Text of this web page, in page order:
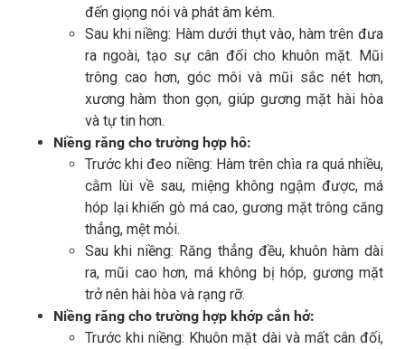
đến giọng nói và phát âm kém.
Sau khi niềng: Hàm dưới thụt vào, hàm trên đưa
ra ngoài, tạo sự cân đối cho khuôn mặt. Mũi
trông cao hơn, góc môi và mũi sắc nét hơn,
xương hàm thon gọn, giúp gương mặt hài hòa
và tự tin hơn.
Niềng răng cho trường hợp hô:
Trước khi đeo niềng: Hàm trên chìa ra quá nhiều,
cằm lùi về sau, miệng không ngậm được, má
hóp lại khiến gò má cao, gương mặt trông căng
thẳng, mệt mỏi.
Sau khi niềng: Răng thẳng đều, khuôn hàm dài
ra, mũi cao hơn, má không bị hóp, gương mặt
trở nên hài hòa và rạng rỡ.
Niềng răng cho trường hợp khớp cắn hở:
Trước khi niềng: Khuôn mặt dài và mất cân đối,